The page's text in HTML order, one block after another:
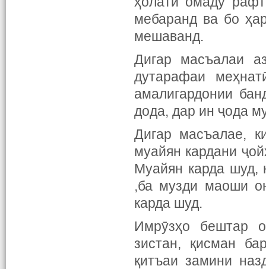
мебаранд ва бо
мешаванд.
Дигар масъалаи
дутарафаи
амалигардонии
дода, дар ин ҷода
Дигар масъалае,
муайян кардани
Муайян карда шуд,
,ба музди маоши
карда шуд.
Имрӯзҳо бештар
зистан, қисман
қитъаи замини